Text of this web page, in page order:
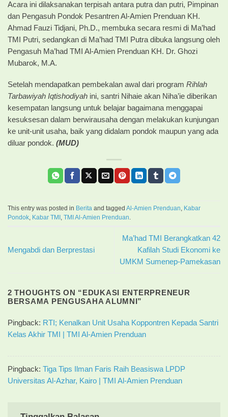
Acara ini dilaksanakan terpisah antara putra dan putri, Pimpinan
dan Pengasuh Pondok Pesantren Al-Amien Prenduan KH.
Ahmad Fauzi Tidjani, Ph.D., membuka secara resmi di Ma’had
TMI Putri, sedangkan di Ma’had TMI Putra dibuka langsung oleh
Pengasuh Ma’had TMI Al-Amien Prenduan KH. Dr. Ghozi
Mubarok, M.A.
Setelah mendapatkan pembekalan awal dari program Rihlah
Tarbawiyah Iqtishodiyah ini, santri Nihaie akan Niha’ie diberikan
kesempatan langsung untuk belajar bagaimana menggapai
kesuksesan dalam berwirausaha dengan melakukan kunjungan
ke unit-unit usaha, baik yang didalam pondok maupun yang ada
diluar pondok. (MUD)
This entry was posted in Berita and tagged Al-Amien Prenduan
Kabar
Pondok
Kabar TMI TMI Al-Amien Prenduan
Mengabdi dan Berprestasi
Ma’had TMI Berangkatkan 42
Kafilah Studi Ekonomi ke
UMKM Sumenep-Pamekasan
2 THOUGHTS ON “ EDUKASI ENTERPRENEUR
BERSAMA PENGUSAHA ALUMNI ”
Pingback: RTI; Kenalkan Unit Usaha Koppontren Kepada Santri
Kelas Akhir TMI | TMI Al-Amien Prenduan
Pingback: Tiga Tips Ilman Faris Raih Beasiswa LPDP
Universitas Al-Azhar, Kairo | TMI Al-Amien Prenduan